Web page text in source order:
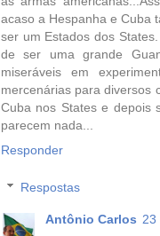
acaso a Hespanha e Cuba
ser um Estados dos
de ser uma grande
miseráveis em
mercenárias para diversos
Cuba nos States e depois
parecem nada...
Responder
Respostas
Antônio Carlos 23